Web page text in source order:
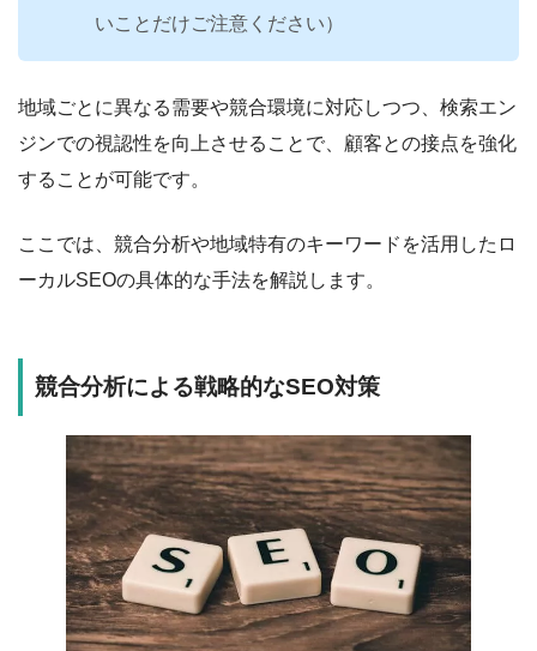
いことだけご注意ください）
地域ごとに異なる需要や競合環境に対応しつつ、検索エン
ジンでの視認性を向上させることで、顧客との接点を強化
することが可能です。
ここでは、競合分析や地域特有のキーワードを活用したロ
ーカルSEOの具体的な手法を解説します。
競合分析による戦略的なSEO対策